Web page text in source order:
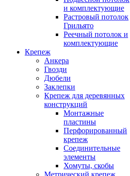
и комплектующие
Растровый потолок
Грильято
Реечный потолок и
комплектующие
Крепеж
Анкера
Гвозди
Дюбели
Заклепки
Крепеж для деревянных
конструкций
Монтажные
пластины
Перфорированный
крепеж
Соединительные
элементы
Хомуты, скобы
Метрический крепеж